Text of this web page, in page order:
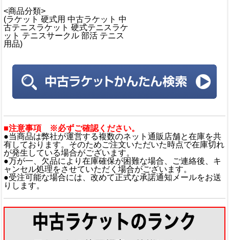
<商品分類>
(ラケット 硬式用 中古ラケット 中
古テニスラケット 硬式テニスラケ
ット テニスサークル 部活 テニス
用品)
■注意事項 ※必ずご確認ください。
●当商品は弊社が運営する複数のネット通販店舗と在庫を共
有しております。そのためご注文いただいた時点で在庫切れ
が発生している場合がございます。
●万が一、欠品により在庫確保が困難な場合、ご連絡後、キ
ャンセル処理をさせていただく場合がございます。
●受注可能な場合には、改めて正式な承諾通知メールをお送
りします。